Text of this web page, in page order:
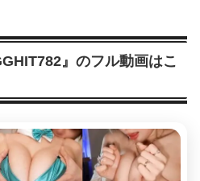
』のフル動画はこ